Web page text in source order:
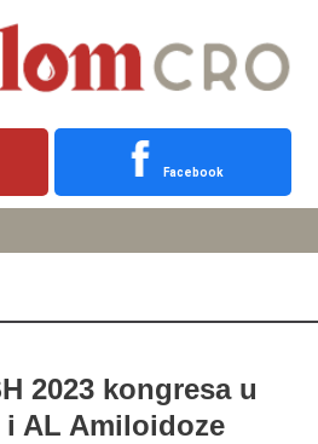
Facebook
2023 kongresa u
AL Amiloidoze